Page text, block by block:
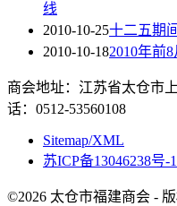
线
2010-10-25十二五期
2010-10-182010年前
商会地址：江苏省太仓市
话：0512-53560108
Sitemap/XML
苏ICP备13046238号-1
©2026 太仓市福建商会 -